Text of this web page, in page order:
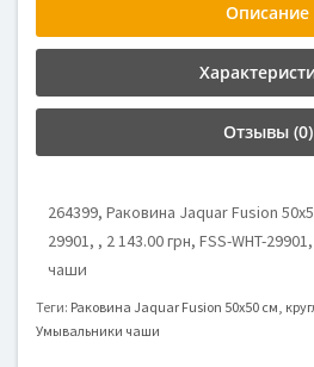
Описание
Отзывы (0)
264399, Раковина Jaquar Fusion
29901, , 2 143.00 грн, FSS-WHT-
чаши
Теги: Раковина Jaquar Fusion 50x50 см,
Умывальники чаши